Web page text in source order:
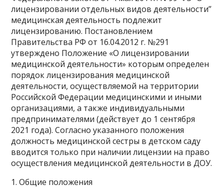
лицензировании отдельных видов деятельности”
медицинская деятельность подлежит
лицензированию. Постановлением
Правительства РФ от 16.04.2012 г. №291
утверждено Положение «О лицензировании
медицинской деятельности» которым определен
порядок лицензирования медицинской
деятельности, осуществляемой на территории
Российской Федерации медицинскими и иными
организациями, а также индивидуальными
предпринимателями (действует до 1 сентября
2021 года). Согласно указанного положения
должность медицинской сестры в детском саду
вводится только при наличии лицензии на право
осуществления медицинской деятельности в ДОУ.
1. Общие положения